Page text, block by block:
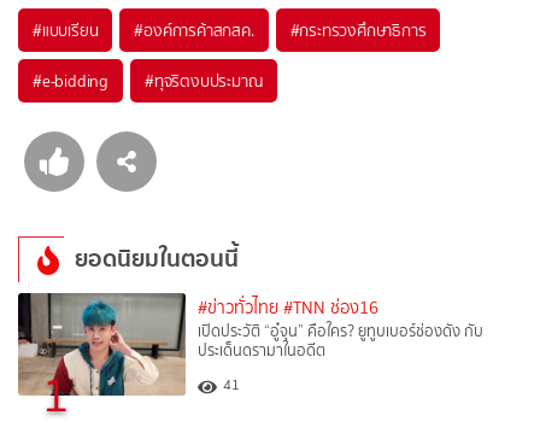
#แบบเรียน #องค์การค้าสกสค. #กระทรวงศึกษาธิการ
#e-bidding #ทุจริตงบประมาณ
ยอดนิยมในตอนนี้
1
#ข่าวทั่วไทย #TNN ช่อง16
เปิดประวัติ “อู๋จุน” คือใคร? ยูทูบเบอร์ช่องดัง กับ
ประเด็นดรามาในอดีต
41